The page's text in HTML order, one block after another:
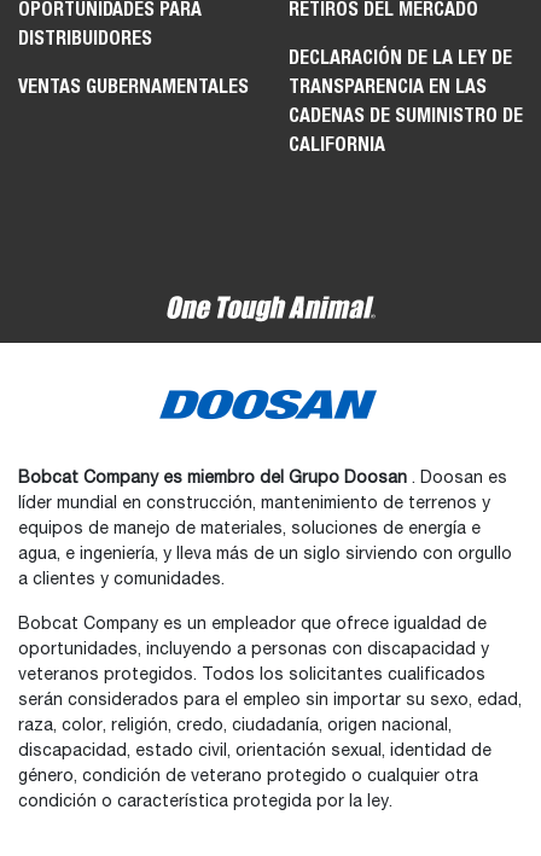
OPORTUNIDADES PARA
DISTRIBUIDORES
VENTAS GUBERNAMENTALES
RETIROS DEL MERCADO
DECLARACIÓN DE LA LEY DE
TRANSPARENCIA EN LAS
CADENAS DE SUMINISTRO DE
CALIFORNIA
Bobcat Company es miembro del Grupo Doosan . Doosan es
líder mundial en construcción, mantenimiento de terrenos y
equipos de manejo de materiales, soluciones de energía e
agua, e ingeniería, y lleva más de un siglo sirviendo con orgullo
a clientes y comunidades.
Bobcat Company es un empleador que ofrece igualdad de
oportunidades, incluyendo a personas con discapacidad y
veteranos protegidos. Todos los solicitantes cualificados
serán considerados para el empleo sin importar su sexo, edad,
raza, color, religión, credo, ciudadanía, origen nacional,
discapacidad, estado civil, orientación sexual, identidad de
género, condición de veterano protegido o cualquier otra
condición o característica protegida por la ley.